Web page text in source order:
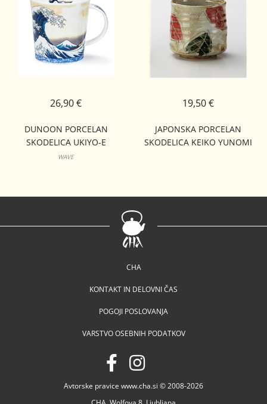
DUNOON PORCELAN
SKODELICA UKIYO-E
LOMOND
WAVE
26,90 €
JAPONSKA PORCELAN
SKODELICA KEIKO YUNOMI
19,50 €
CHA
KONTAKT IN DELOVNI ČAS
POGOJI POSLOVANJA
VARSTVO OSEBNIH PODATKOV
Avtorske pravice www.cha.si © 2008-2026